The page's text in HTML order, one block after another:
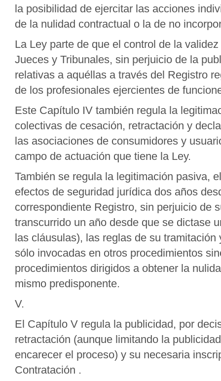
la posibilidad de ejercitar las acciones
de la nulidad contractual o la de no
La Ley parte de que el control de la
Jueces y Tribunales, sin perjuicio de la
relativas a aquéllas a través del Registro
de los profesionales ejercientes de
Este Capítulo IV también regula la
colectivas de cesación, retractación y
las asociaciones de consumidores y
campo de actuación que tiene la Ley.
También se regula la legitimación pasiva,
efectos de seguridad jurídica dos años
correspondiente Registro, sin perjuicio de
transcurrido un año desde que se dictase
las cláusulas), las reglas de su
sólo invocadas en otros procedimientos
procedimientos dirigidos a obtener la
mismo predisponente.
V.
El Capítulo V regula la publicidad, por
retractación (aunque limitando la
encarecer el proceso) y su necesaria
Contratación .